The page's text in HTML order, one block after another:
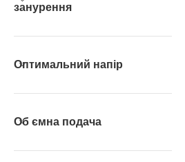
занурення
Оптимальний напір
Об ємна подача